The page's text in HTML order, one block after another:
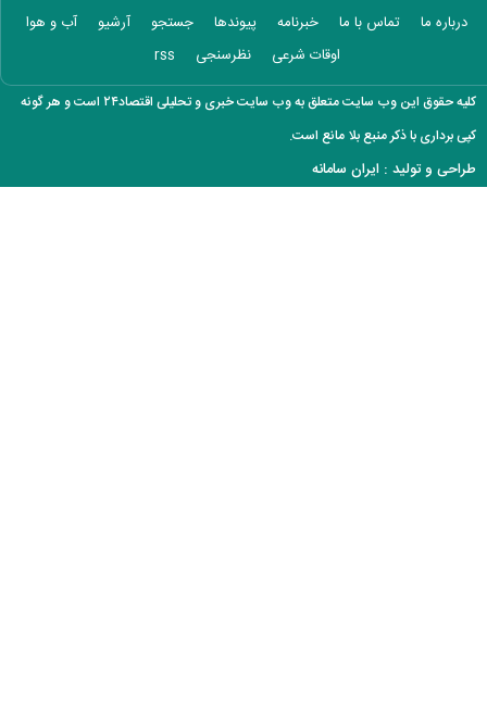
وزارت خارجه پاکستان: پیمان دفاعی با ریاض و آنکارا برای تقویت امنیت
بازار ارزهای دیجیتال در نوسان/ بیت‌کوین ۶۴ هزار دلاری و هشدار درباره
کلاهبرداری رمزارزی
لغو افزایش تعرفه و تصاعد پلکانی بهای برق مشترکین کشاورزی
سی‌ان‌ان: توافق ایران و عمان به معنای بازگشایی تنگه نیست / آمریکا باید
درباره ما تماس با ما خبرنامه پیوندها جستجو آرشیو
آب و هوا
اوقات شرعی
نظرسنجی rss
کلیه حقوق این وب سایت متعلق به وب سایت خبری و تحلیلی اقتصاد۲۴ است و هر گونه
کپی برداری با ذکر منبع بلا مانع است.
طراحی و تولید : ایران سامانه